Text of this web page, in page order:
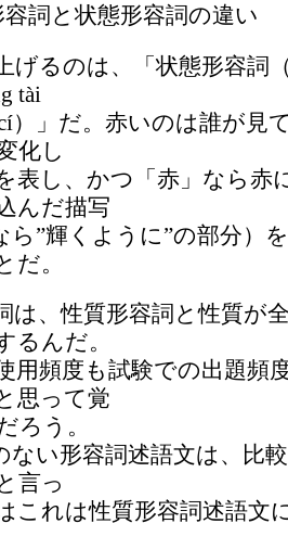
詞と状態形容詞の違い
げるのは、「状態形容詞
tài
）」だ。赤いのは誰が見
化し
表し、かつ「赤」なら赤
んだ描写
ら”輝くように”の部分）
だ。
は、性質形容詞と性質が
るんだ。
用頻度も試験での出題頻
思って覚
ろう。
ない形容詞述語文は、比
言っ
これは性質形容詞述語文